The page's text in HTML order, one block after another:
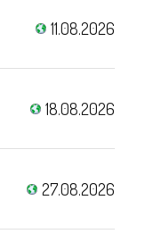
11.08.2026
18.08.2026
27.08.2026